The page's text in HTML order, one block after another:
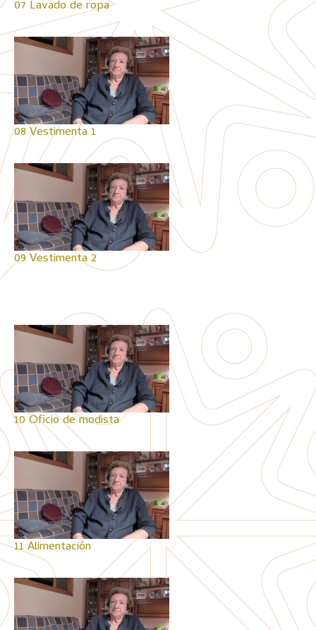
07 Lavado de ropa
08 Vestimenta 1
09 Vestimenta 2
10 Oficio de modista
11 Alimentación